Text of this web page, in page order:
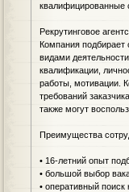
квалифицированные
Рекрутинговое
Компания
видами
квалификации,
работы, мотивации.
требований
также могут
Преимущества
• 16-летний опыт
• большой выбор
• оперативный